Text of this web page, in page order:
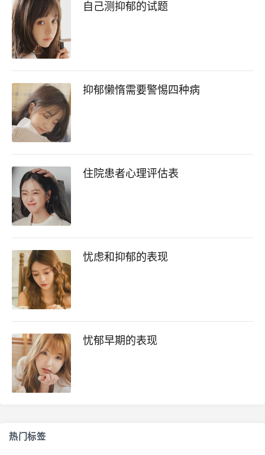
自己测抑郁的试题
抑郁懒惰需要警惕四种病
住院患者心理评估表
忧虑和抑郁的表现
忧郁早期的表现
热门标签